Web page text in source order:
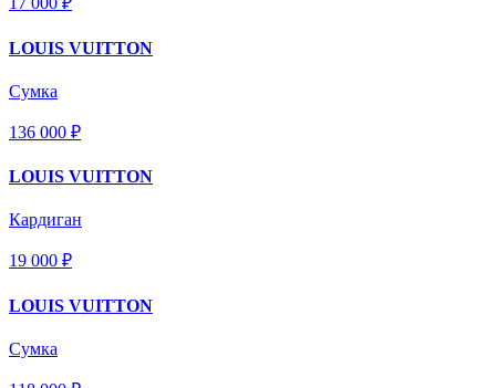
LOUIS VUITTON
Сумка
136 000 ₽
LOUIS VUITTON
Кардиган
19 000 ₽
LOUIS VUITTON
Сумка